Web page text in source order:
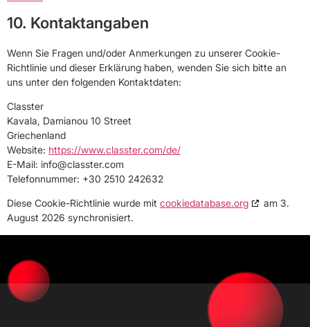
10. Kontaktangaben
Wenn Sie Fragen und/oder Anmerkungen zu unserer Cookie-
Richtlinie und dieser Erklärung haben, wenden Sie sich bitte an
uns unter den folgenden Kontaktdaten:
Classter
Kavala, Damianou 10 Street
Griechenland
Website: https://www.classter.com/de/
E-Mail: info@classter.com
Telefonnummer: +30 2510 242632
Diese Cookie-Richtlinie wurde mit cookiedatabase.org
am 3.
August 2026 synchronisiert.